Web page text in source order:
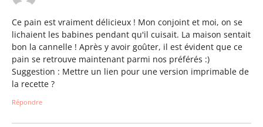
Ce pain est vraiment délicieux ! Mon conjoint et moi, on se
lichaient les babines pendant qu'il cuisait. La maison sentait
bon la cannelle ! Après y avoir goûter, il est évident que ce
pain se retrouve maintenant parmi nos préférés :)
Suggestion : Mettre un lien pour une version imprimable de
la recette ?
Répondre